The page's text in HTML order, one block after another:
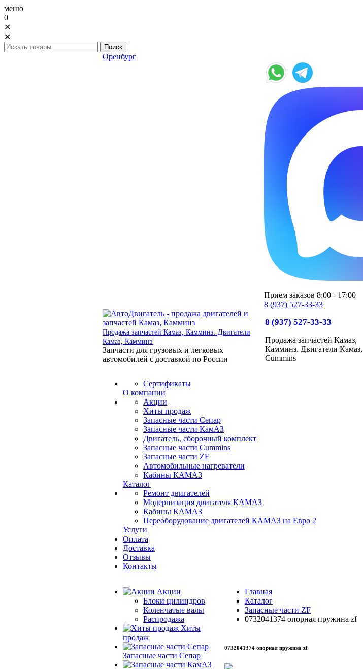
меню
0
✕
✕
Оренбург
Прием заказов 8:00 - 17:00
8 (937) 527-33-33
Продажа запчастей Камаз, Камминз. Двигатели
Камаз, Камминз
Запчасти для грузовых и легковых
автомобилей с доставкой по России
8 (937) 527-33-33
Продажа запчастей Камаз,
Камминз. Двигатели Камаз,
Cummins
Сертификаты
О компании
Акции
Хиты продаж
Запасные части Сепар
Запасные части КамАЗ
Двигатель, сборочный комплект
Запасные части Cummins
Запасные части ZF
Автомобильные нагреватели
Кабины КАМАЗ
Каталог
Ремонт двигателей
Модернизация двигателя КАМАЗ
Кабины КАМАЗ
Переоборудование двигателей КАМАЗ на Евро 2
Услуги
Оплата
Доставка
Отзывы
Контакты
Акции
Блоки цилиндров
Коленчатые валы
Распродажа
Хиты
продаж
Запасные части Сепар
Главная
Каталог
Запасные части ZF
0732041374 опорная пружина zf
0732041374 опорная пружина zf